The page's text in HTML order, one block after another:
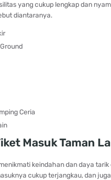
yang cukup lengkap dan
diantaranya.
Ceria
Masuk Taman
keindahan dan daya
cukup terjangkau, dan